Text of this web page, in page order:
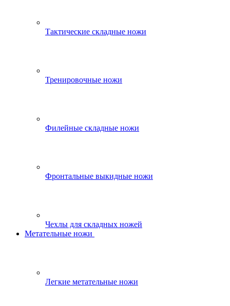
Тактические складные ножи
Тренировочные ножи
Филейные складные ножи
Фронтальные выкидные ножи
Чехлы для складных ножей
Метательные ножи
Легкие метательные ножи